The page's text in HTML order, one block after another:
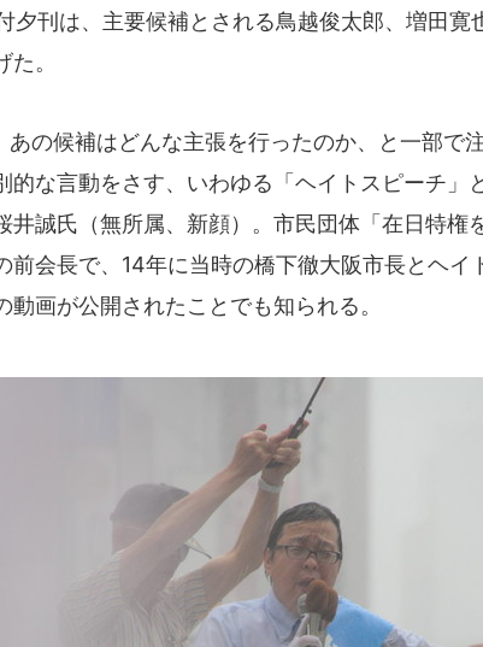
夕刊は、主要候補とされる鳥越俊太郎、増田寛
。
の候補はどんな主張を行ったのか、と一部で
的な言動をさす、いわゆる「ヘイトスピーチ」
井誠氏（無所属、新顔）。市民団体「在日特権
前会長で、14年に当時の橋下徹大阪市長とヘ
動画が公開されたことでも知られる。